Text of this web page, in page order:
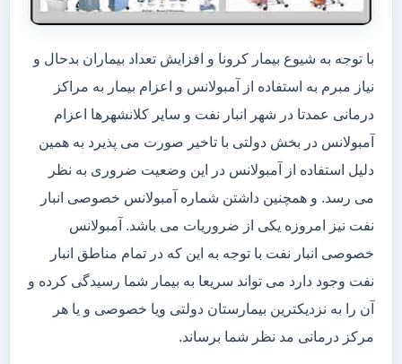
با توجه به شیوع بیمار کرونا و افزایش تعداد بیماران بدحال و
نیاز مبرم به استفاده از آمبولانس و اعزام بیمار به مراکز
درمانی عمدتا در شهر انبار نفت و سایر کلانشهرها اعزام
آمبولانس در بخش دولتی با تاخیر صورت می پذیرد به همین
دلیل استفاده از آمبولانس در این وضعیت ضروری به نظر
می رسد. و همچنین داشتن شماره آمبولانس خصوصی انبار
نفت نیز امروزه یکی از ضروریات می باشد. آمبولانس
خصوصی انبار نفت با توجه به این که در تمام مناطق انبار
نفت وجود دارد می تواند سریعا به بیمار شما رسیدگی کرده و
آن را به نزدیکترین بیمارستان دولتی ویا خصوصی و یا هر
مرکز درمانی مد نظر شما برساند.